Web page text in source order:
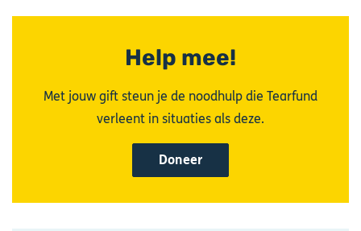
Help mee!
Met jouw gift steun je de noodhulp die Tearfund
verleent in situaties als deze.
Doneer